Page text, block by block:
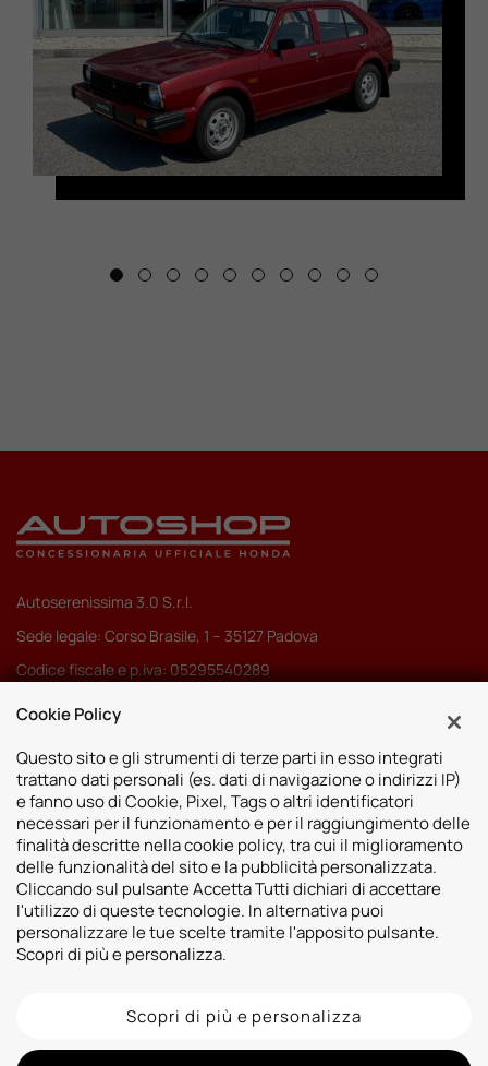
Autoserenissima 3.0 S.r.l.
Sede legale: Corso Brasile, 1 – 35127 Padova
Codice fiscale e p.iva: 05295540289
Pec:autoserenissima3.0srl@legalmail.it
Sedi
Vicenza
Padova
Venezia
Risorse
Contatti
2026 © Autoshop Srl. Tutti i diritti riservati.Privacy Policy
Cookie Policy
Questo sito e gli strumenti di terze parti in esso integrati
trattano dati personali (es. dati di navigazione o indirizzi IP)
e fanno uso di Cookie, Pixel, Tags o altri identificatori
necessari per il funzionamento e per il raggiungimento delle
finalità descritte nella cookie policy, tra cui il miglioramento
delle funzionalità del sito e la pubblicità personalizzata.
Cliccando sul pulsante Accetta Tutti dichiari di accettare
l'utilizzo di queste tecnologie. In alternativa puoi
personalizzare le tue scelte tramite l'apposito pulsante.
Scopri di più e personalizza.
Scopri di più e personalizza